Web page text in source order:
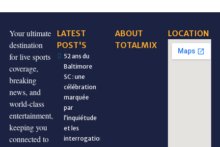
Your ultimate
destination
for live sports
coverage,
breaking
news, and
world-class
entertainment,
keeping you
connected to
LATEST
POST'S
52 ans du
Baltimore
SC : une
célébration
marquée
par
l’inquiétude
et les
interrogations
ABOUT
TOTALMIX
LOCATION